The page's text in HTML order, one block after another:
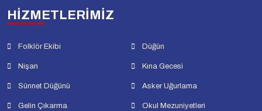
HİZMETLERİMİZ
Folklör Ekibi Düğün
Nişan Kına Gecesi
Sünnet Düğünü Asker Uğurlama
Gelin Çıkarma Okul Mezuniyetleri